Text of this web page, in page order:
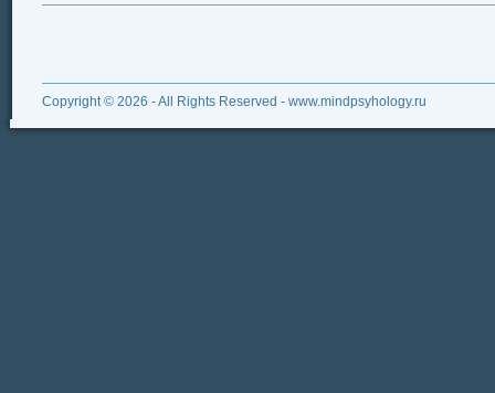
Copyright © 2026 - All Rights Reserved - www.mindpsyhology.ru